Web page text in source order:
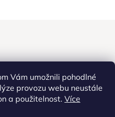
Vám umožnili pohodlné
provozu webu neustále
a použitelnost. Více
a bez obav. Díky HTTPS